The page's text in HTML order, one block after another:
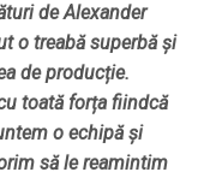
de Alexander
o treabă superbă și
de producție.
toată forța fiindcă
o echipă și
să le reamintim